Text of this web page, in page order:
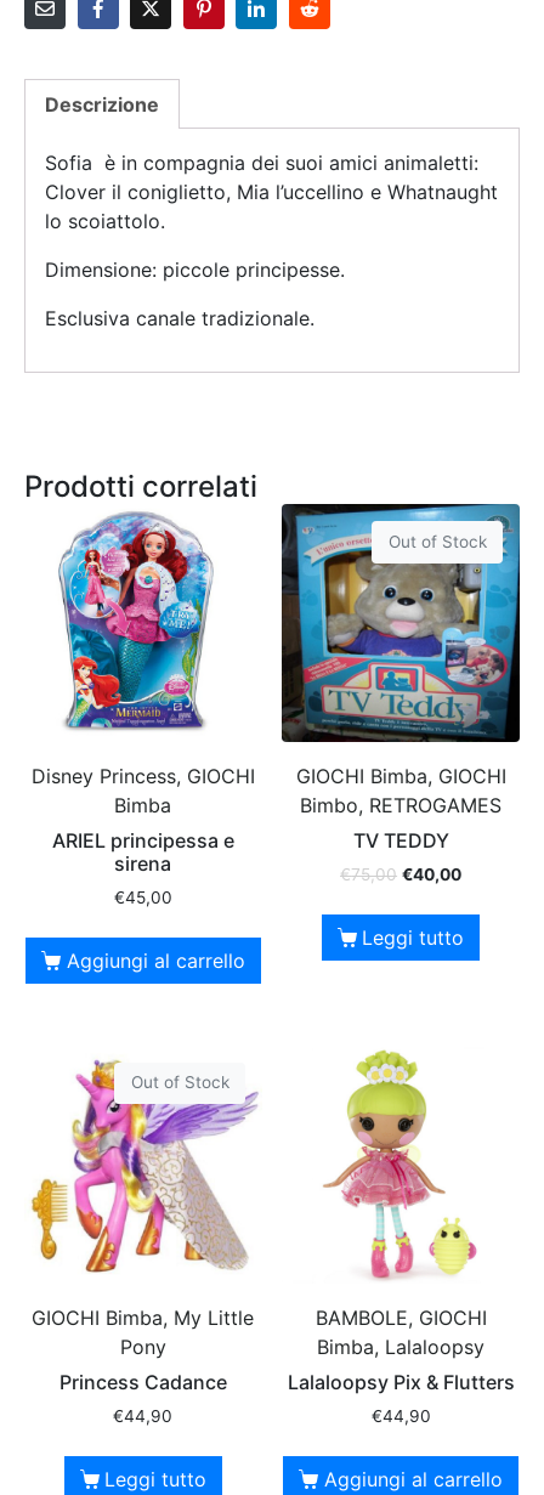
Descrizione
Sofia è in compagnia dei suoi amici animaletti:
Clover il coniglietto, Mia l’uccellino e Whatnaught
lo scoiattolo.
Dimensione: piccole principesse.
Esclusiva canale tradizionale.
Prodotti correlati
Disney Princess, GIOCHI
Bimba
ARIEL principessa e
sirena
€45,00
Aggiungi al carrello
Out of Stock
GIOCHI Bimba, GIOCHI
Bimbo, RETROGAMES
TV TEDDY
€75,00 €40,00
Leggi tutto
Out of Stock
GIOCHI Bimba, My Little
Pony
Princess Cadance
€44,90
Leggi tutto
BAMBOLE, GIOCHI
Bimba, Lalaloopsy
Lalaloopsy Pix & Flutters
€44,90
Aggiungi al carrello